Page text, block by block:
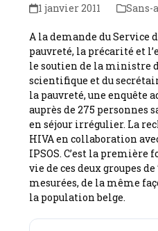
1 janvier 2011 Sans-
A la demande du Service
pauvreté, la précarité et
le soutien de la ministre
scientifique et du
la pauvreté, une enquête
auprès de 275 personnes
en séjour irrégulier. La
HIVA en collaboration
IPSOS. C’est la première
vie de ces deux groupes de
mesurées, de la même
la population belge.